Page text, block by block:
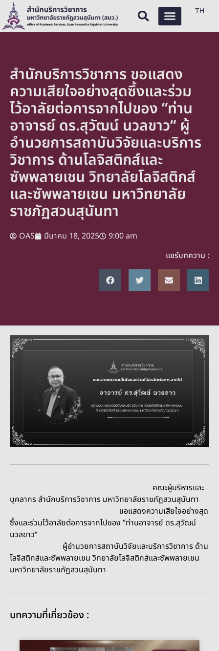
TH
สำนักบริการวิชาการ ขอแสดง
ความเสียใจอย่างสุดซึ้งและร่วม
ไว้อาลัยต่อการจากไปของ ”ท่าน
อาจารย์ ดร.สุวัฒน์ นวลขาว“ ผู้
อำนวยการสถาบันวิจัยและบริการ
วิชาการ ด้านโลจิสติกส์และ
ซัพพลายเชน วิทยาลัยโลจิสติกส์
และซัพพลายเชน มหาวิทยาลัย
ราชภัฏสวนสุนันทา
OAS มีนาคม 18, 2025
9:00 am
แชร์บทความ :
คณะผู้บริหารและ
บุคลากร สำนักบริการวิชาการ มหาวิทยาลัยราชภัฏสวนสุนันทา
ขอแสดงความเสียใจอย่างสุด
ซึ้งและร่วมไว้อาลัยต่อการจากไปของ ”ท่านอาจารย์ ดร.สุวัฒน์
นวลขาว“
ผู้อำนวยการสถาบันวิจัยและบริการวิชาการ ด้าน
โลจิสติกส์และซัพพลายเชน วิทยาลัยโลจิสติกส์และซัพพลายเชน
มหาวิทยาลัยราชภัฏสวนสุนันทา
บทความที่เกี่ยวข้อง :